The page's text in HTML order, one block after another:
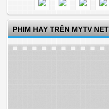
PHIM HAY TRÊN MYTV NET